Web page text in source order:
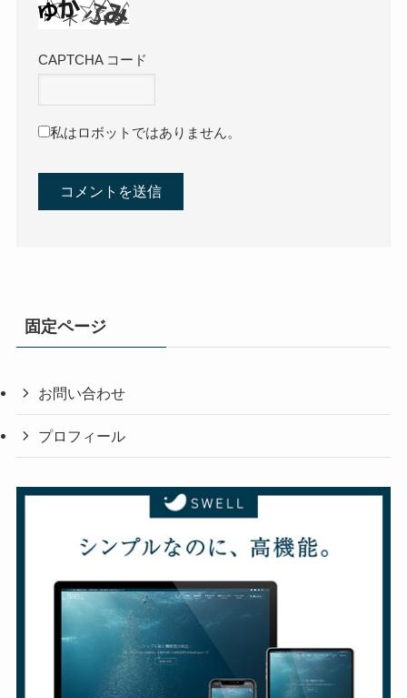
CAPTCHA コード
私はロボットではありません。
固定ページ
お問い合わせ
プロフィール